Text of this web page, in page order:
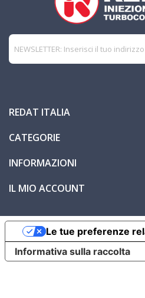
REDAT ITALIA
CATEGORIE
INFORMAZIONI
IL MIO ACCOUNT
Informativa sulla raccolta
Le tue preferenze